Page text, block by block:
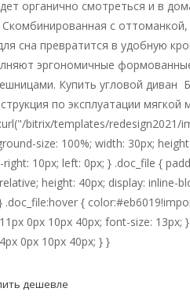
органично смотреться и в
с
сна превратится в удобную
эргономичные
Купить угловой диван
по эксплуатации мягкой
bitrix/templates/redesign2021/
size: 100%; width: 30px;
10px; left: 0px; } .doc_file {
height: 40px; display: inline-
{
0px 10px 40px; font-size: 13px;
0px 10px 40px; } }
дешевле